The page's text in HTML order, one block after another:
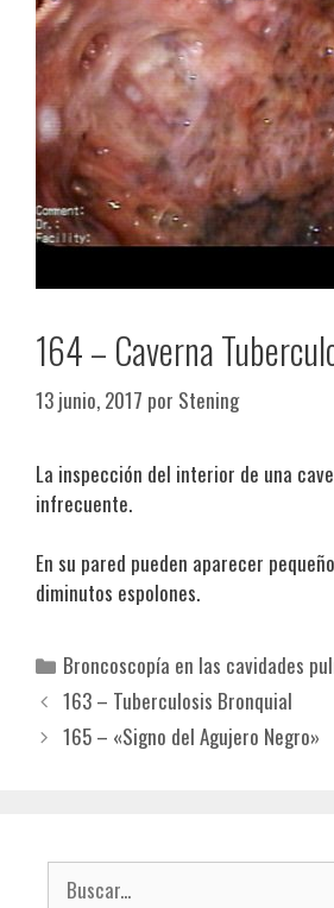
164 – Caverna
13 junio, 2017 por Stening
La inspección del interior de una
infrecuente.
En su pared pueden aparecer
diminutos espolones.
Categorías
Broncoscopía en las cavidades
163 – Tuberculosis Bronquial
165 – «Signo del Agujero Negro»
Buscar: